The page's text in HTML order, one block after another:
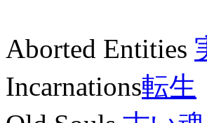
Aborted Entities
Incarnations転生